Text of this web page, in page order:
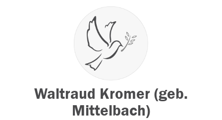
Waltraud Kromer (geb.
Mittelbach)